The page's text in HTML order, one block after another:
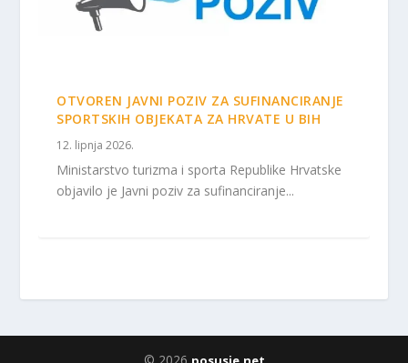
OTVOREN JAVNI POZIV ZA SUFINANCIRANJE
SPORTSKIH OBJEKATA ZA HRVATE U BIH
12. lipnja 2026.
Ministarstvo turizma i sporta Republike Hrvatske
objavilo je Javni poziv za sufinanciranje...